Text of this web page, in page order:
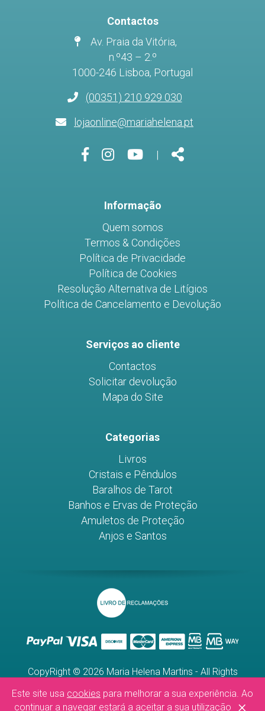
Contactos
Av. Praia da Vitória,
n.º43 – 2.º
1000-246 Lisboa, Portugal
(00351) 210 929 030
lojaonline@mariahelena.pt
PáginaPáginaPágina
| Share
Informação
Quem somos
Termos & Condições
Política de Privacidade
Política de Cookies
Resolução Alternativa de Litígios
Política de Cancelamento e Devolução
Serviços ao cliente
Contactos
Solicitar devolução
Mapa do Site
Categorias
Livros
Cristais e Pêndulos
Baralhos de Tarot
Banhos e Ervas de Proteção
Amuletos de Proteção
Anjos e Santos
CopyRight © 2026 Maria Helena Martins - All Rights
WebDesign byGlobal Pixel
Este site usa cookies para melhorar a sua experiência. Ao
continuar a navegar estará a aceitar a sua utilização
×